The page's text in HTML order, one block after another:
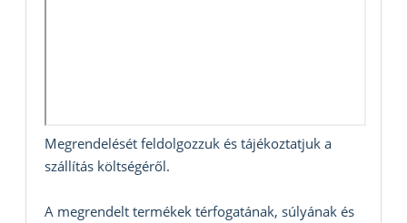
Megrendelését feldolgozzuk és tájékoztatjuk a
szállítás költségéről.
A megrendelt termékek térfogatának, súlyának és